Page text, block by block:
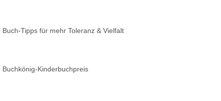
Buch-Tipps für mehr Toleranz & Vielfalt
Buchkönig-Kinderbuchpreis